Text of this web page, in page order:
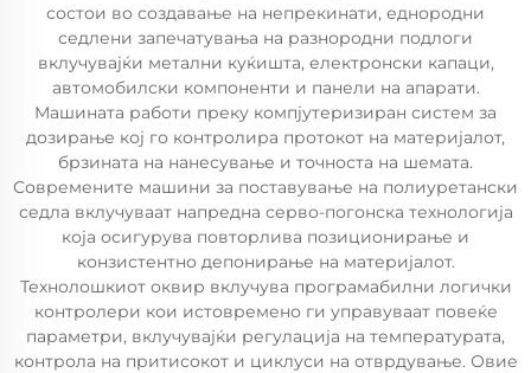
состои во создавање на непрекинати, еднородни
седлени запечатувања на разнородни подлоги
вклучувајќи метални куќишта, електронски капаци,
автомобилски компоненти и панели на апарати.
Машината работи преку компјутеризиран систем за
дозирање кој го контролира протокот на материјалот,
брзината на нанесување и точноста на шемата.
Современите машини за поставување на полиуретански
седла вклучуваат напредна серво-погонска технологија
која осигурува повторлива позиционирање и
конзистентно депонирање на материјалот.
Технолошкиот оквир вклучува програмабилни логички
контролери кои истовремено ги управуваат повеќе
параметри, вклучувајќи регулација на температурата,
контрола на притисокот и циклуси на отврдување. Овие